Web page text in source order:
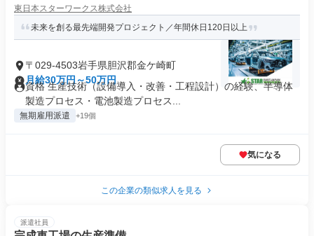
東日本スターワークス株式会社
未来を創る最先端開発プロジェクト／年間休日120日以上
〒029-4503岩手県胆沢郡金ケ崎町
月給30万円～50万円
資格 生産技術（設備導入・改善・工程設計）の経験、半導体
製造プロセス・電池製造プロセス...
無期雇用派遣 +19個
気になる
この企業の類似求人を見る
派遣社員